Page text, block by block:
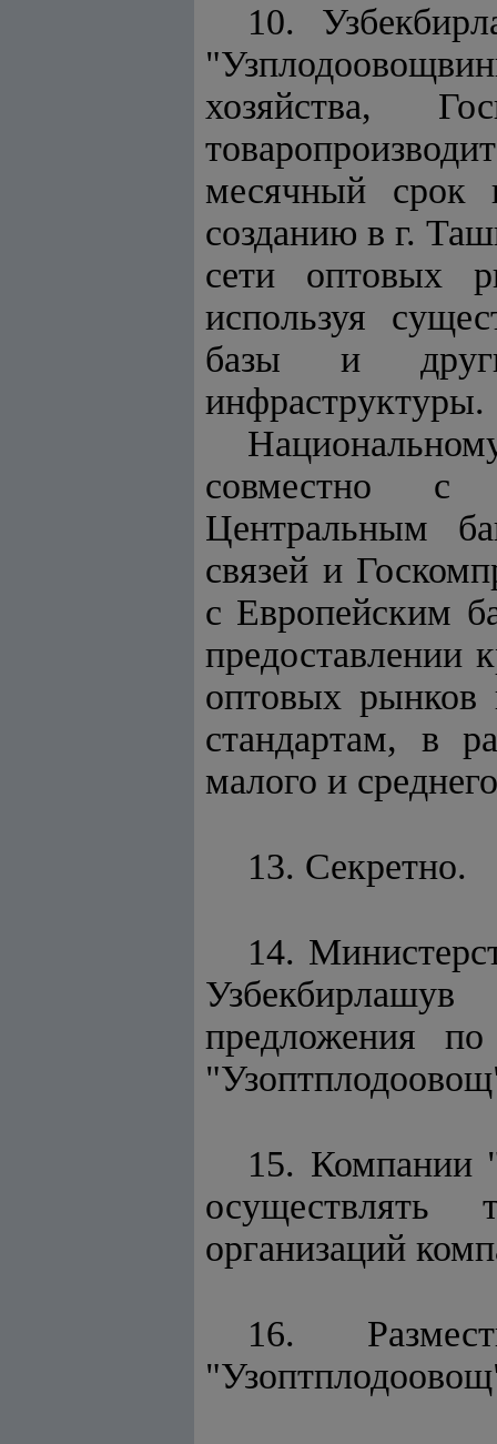
10.
хозяйства,
месячный срок
созданию в г.
сети оптовых
используя
базы и
инфраструктуры.
совместно с
Центральным
связей и
с Европейским
предоставлении
оптовых
стандартам, в
малого и
13. Секретно.
14.
предложения
15. Компании
осуществлять
организаций
16.